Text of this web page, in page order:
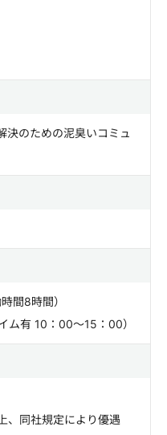
決のための泥臭いコミュ
間8時間）
ム有 10：00～15：00）
、同社規定により優遇